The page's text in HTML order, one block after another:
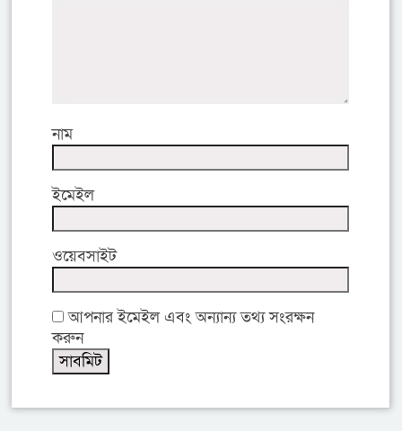
নাম
ইমেইল
ওয়েবসাইট
আপনার ইমেইল এবং অন্যান্য তথ্য সংরক্ষন
করুন